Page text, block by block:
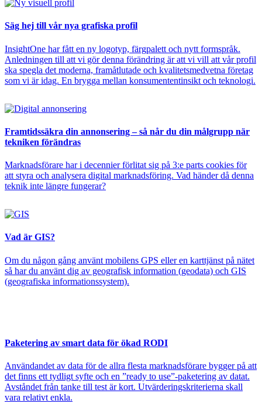
Säg hej till vår nya grafiska profil
InsightOne har fått en ny logotyp, färgpalett och nytt formspråk.
Anledningen till att vi gör denna förändring är att vi vill att vår profil
ska spegla det moderna, framåtlutade och kvalitetsmedvetna företag
som vi är idag. En brygga mellan konsumententinsikt och teknologi.
Framtidssäkra din annonsering – så når du din målgrupp när
tekniken förändras
Marknadsförare har i decennier förlitat sig på 3:e parts cookies för
att styra och analysera digital marknadsföring. Vad händer då denna
teknik inte längre fungerar?
Vad är GIS?
Om du någon gång använt mobilens GPS eller en karttjänst på nätet
så har du använt dig av geografisk information (geodata) och GIS
(geografiska informationssystem).
Paketering av smart data för ökad RODI
Användandet av data för de allra flesta marknadsförare bygger på att
det finns ett tydligt syfte och en ”ready to use”-paketering av datat.
Avståndet från tanke till test är kort. Utvärderingskriterierna skall
vara relativt enkla.